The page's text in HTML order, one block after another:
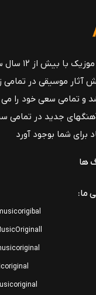
محمدی
( ویدیو )
ایران
سایت و گروه
آثار موسیقی در تمامی
و تمامی سعی خود را می
جدید در
شما بوجود آورد
ها
ما: